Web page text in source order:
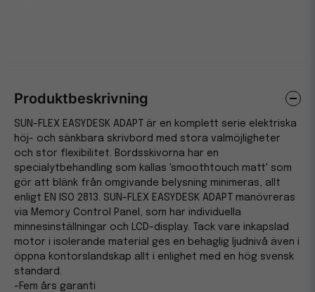
Produktbeskrivning
SUN-FLEX EASYDESK ADAPT är en komplett serie elektriska
höj- och sänkbara skrivbord med stora valmöjligheter
och stor flexibilitet. Bordsskivorna har en
specialytbehandling som kallas 'smoothtouch matt' som
gör att blänk från omgivande belysning minimeras, allt
enligt EN ISO 2813. SUN-FLEX EASYDESK ADAPT manövreras
via Memory Control Panel, som har individuella
minnesinställningar och LCD-display. Tack vare inkapslad
motor i isolerande material ges en behaglig ljudnivå även i
öppna kontorslandskap allt i enlighet med en hög svensk
standard.
-Fem års garanti